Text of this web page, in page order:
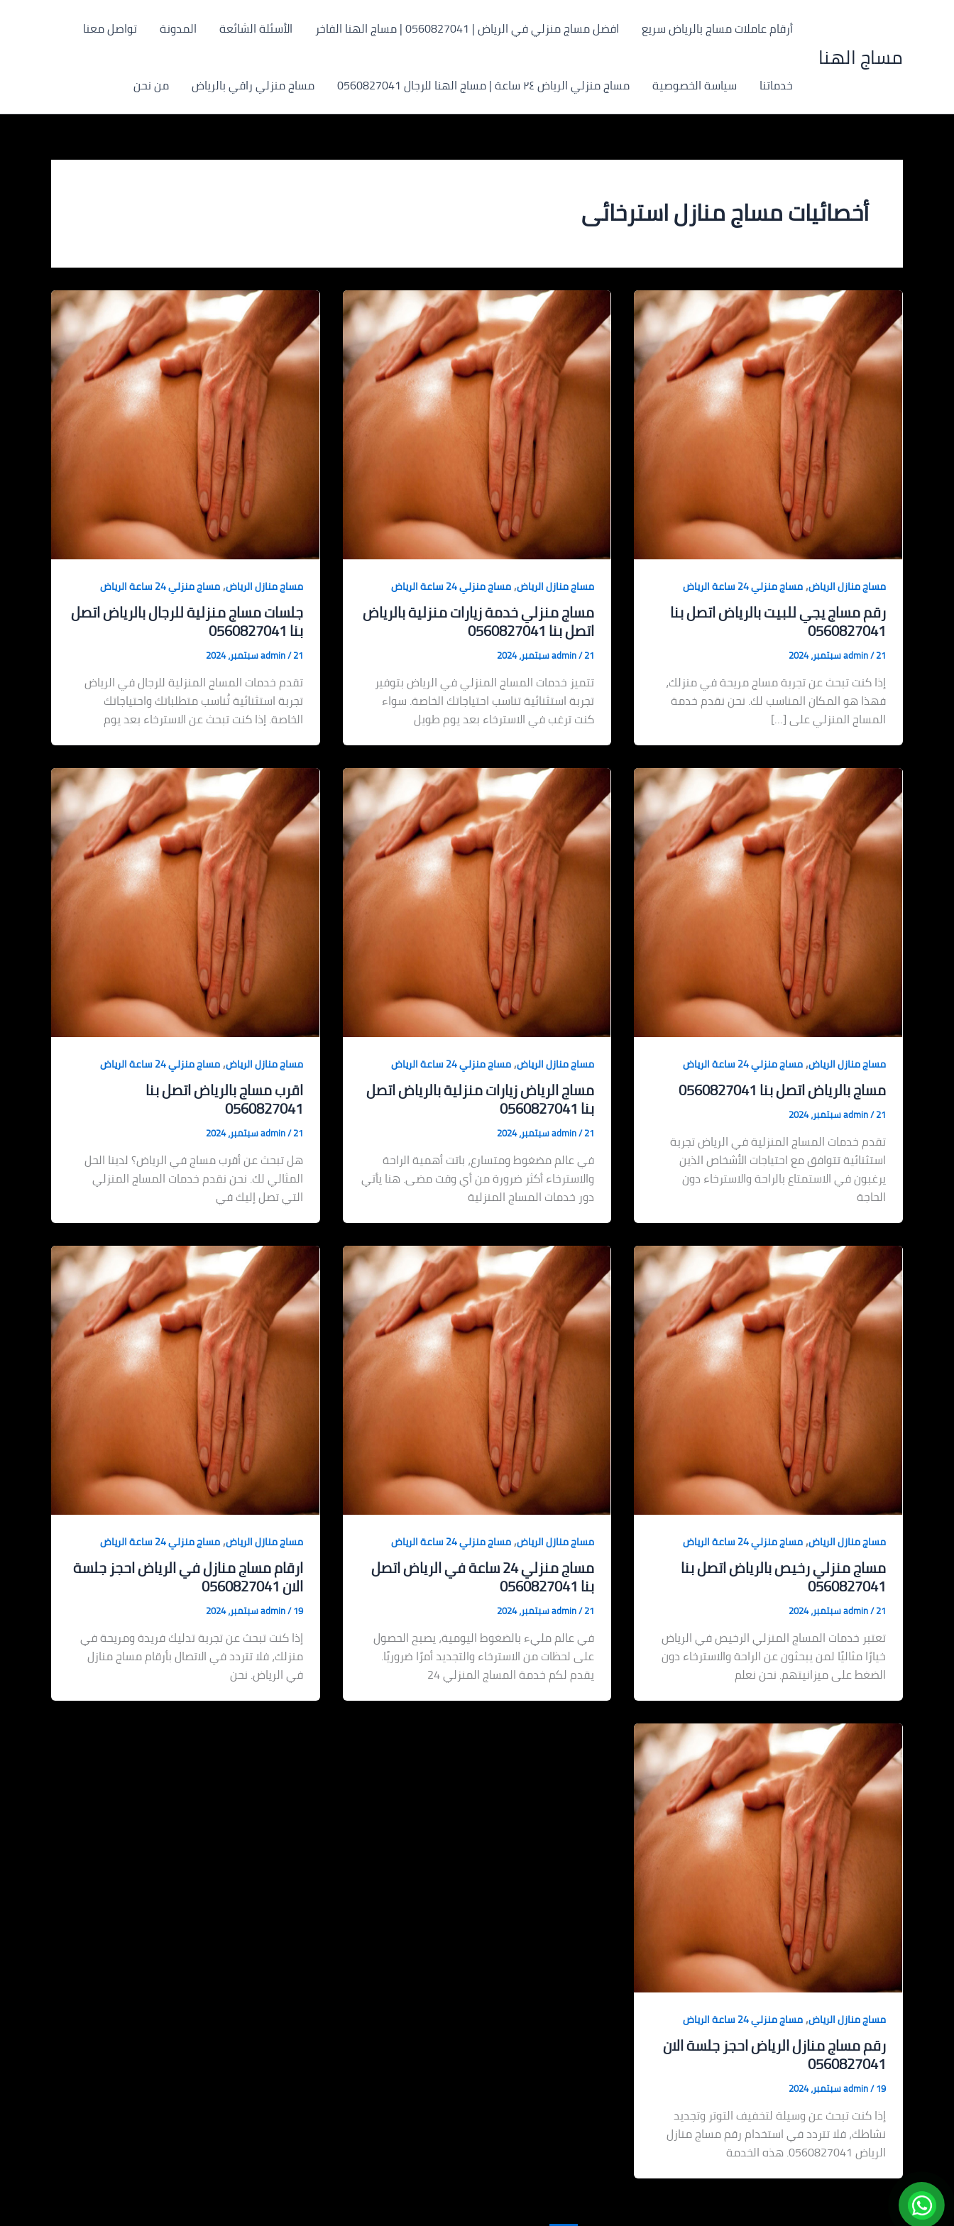
مساج الهنا
أرقام عاملات مساج بالرياض سريع افضل مساج منزلي في الرياض | 0560827041 | مساج الهنا الفاخر الأسئلة الشائعة المدونة تواصل معنا
خدماتنا سياسة الخصوصية مساج منزلي الرياض ٢٤ ساعة | مساج الهنا للرجال 0560827041 مساج منزلي راقي بالرياض من نحن
أخصائيات مساج منازل استرخائى
مساج منازل الرياض,مساج منزلي 24 ساعة الرياض
رقم مساج يجي للبيت بالرياض اتصل بنا
0560827041
admin/21 سبتمبر، 2024
إذا كنت تبحث عن تجربة مساج مريحة في منزلك،
فهذا هو المكان المناسب لك. نحن نقدم خدمة
المساج المنزلي على […]
مساج منازل الرياض,مساج منزلي 24 ساعة الرياض
مساج منزلي خدمة زيارات منزلية بالرياض
اتصل بنا 0560827041
admin/21 سبتمبر، 2024
تتميز خدمات المساج المنزلي في الرياض بتوفير
تجربة استثنائية تناسب احتياجاتك الخاصة. سواء
كنت ترغب في الاسترخاء بعد يوم طويل
مساج منازل الرياض,مساج منزلي 24 ساعة الرياض
جلسات مساج منزلية للرجال بالرياض اتصل
بنا 0560827041
admin/21 سبتمبر، 2024
تقدم خدمات المساج المنزلية للرجال في الرياض
تجربة استثنائية تُناسب متطلباتك واحتياجاتك
الخاصة. إذا كنت تبحث عن الاسترخاء بعد يوم
مساج منازل الرياض,مساج منزلي 24 ساعة الرياض
مساج بالرياض اتصل بنا 0560827041
admin/21 سبتمبر، 2024
تقدم خدمات المساج المنزلية في الرياض تجربة
استثنائية تتوافق مع احتياجات الأشخاص الذين
يرغبون في الاستمتاع بالراحة والاسترخاء دون
الحاجة
مساج منازل الرياض,مساج منزلي 24 ساعة الرياض
مساج الرياض زيارات منزلية بالرياض اتصل
بنا 0560827041
admin/21 سبتمبر، 2024
في عالم مضغوط ومتسارع، باتت أهمية الراحة
والاسترخاء أكثر ضرورة من أي وقت مضى. هنا يأتي
دور خدمات المساج المنزلية
مساج منازل الرياض,مساج منزلي 24 ساعة الرياض
اقرب مساج بالرياض اتصل بنا
0560827041
admin/21 سبتمبر، 2024
هل تبحث عن أقرب مساج في الرياض؟ لدينا الحل
المثالي لك. نحن نقدم خدمات المساج المنزلي
التي تصل إليك في
مساج منازل الرياض,مساج منزلي 24 ساعة الرياض
مساج منزلي رخيص بالرياض اتصل بنا
0560827041
admin/21 سبتمبر، 2024
تعتبر خدمات المساج المنزلي الرخيص في الرياض
خيارًا مثاليًا لمن يبحثون عن الراحة والاسترخاء دون
الضغط على ميزانيتهم. نحن نعلم
مساج منازل الرياض,مساج منزلي 24 ساعة الرياض
مساج منزلي 24 ساعة في الرياض اتصل
بنا 0560827041
admin/21 سبتمبر، 2024
في عالم مليء بالضغوط اليومية، يصبح الحصول
على لحظات من الاسترخاء والتجديد أمرًا ضروريًا.
يقدم لكم خدمة المساج المنزلي 24
مساج منازل الرياض,مساج منزلي 24 ساعة الرياض
ارقام مساج منازل في الرياض احجز جلسة
الان 0560827041
admin/19 سبتمبر، 2024
إذا كنت تبحث عن تجربة تدليك فريدة ومريحة في
منزلك، فلا تتردد في الاتصال بأرقام مساج منازل
في الرياض. نحن
مساج منازل الرياض,مساج منزلي 24 ساعة الرياض
رقم مساج منازل الرياض احجز جلسة الان
0560827041
admin/19 سبتمبر، 2024
إذا كنت تبحث عن وسيلة لتخفيف التوتر وتجديد
نشاطك، فلا تتردد في استخدام رقم مساج منازل
الرياض 0560827041. هذه الخدمة